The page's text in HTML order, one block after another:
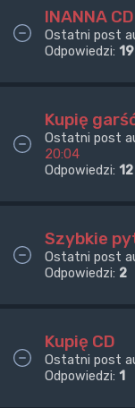
INANNA
Ostatni post
Odpowiedzi: 19
Kupię
Ostatni post
20:04
Odpowiedzi: 12
Szybkie
Ostatni post
Odpowiedzi: 2
Kupię CD
Ostatni post
Odpowiedzi: 1